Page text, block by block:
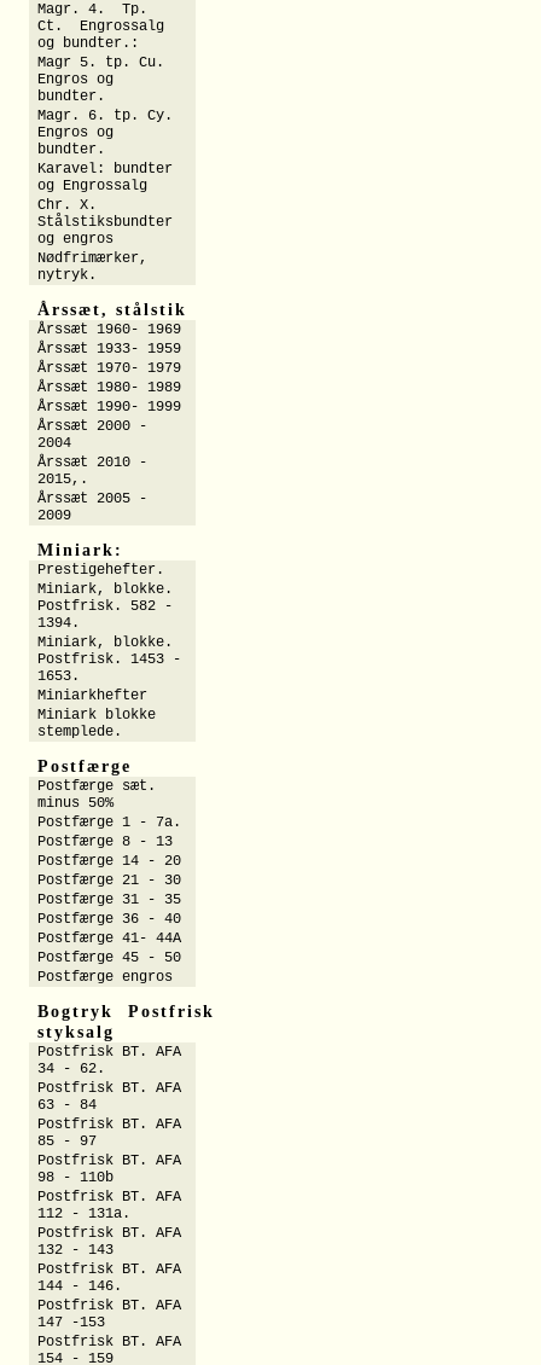
Magr. 4. Tp.
Ct. Engrossalg
og bundter.:
Magr 5. tp. Cu.
Engros og
bundter.
Magr. 6. tp. Cy.
Engros og
bundter.
Karavel: bundter
og Engrossalg
Chr. X.
Stålstiksbundter
og engros
Nødfrimærker,
nytryk.
Årssæt, stålstik
Årssæt 1960- 1969
Årssæt 1933- 1959
Årssæt 1970- 1979
Årssæt 1980- 1989
Årssæt 1990- 1999
Årssæt 2000 -
2004
Årssæt 2010 -
2015,.
Årssæt 2005 -
2009
Miniark:
Prestigehefter.
Miniark, blokke.
Postfrisk. 582 -
1394.
Miniark, blokke.
Postfrisk. 1453 -
1653.
Miniarkhefter
Miniark blokke
stemplede.
Postfærge
Postfærge sæt.
minus 50%
Postfærge 1 - 7a.
Postfærge 8 - 13
Postfærge 14 - 20
Postfærge 21 - 30
Postfærge 31 - 35
Postfærge 36 - 40
Postfærge 41- 44A
Postfærge 45 - 50
Postfærge engros
Bogtryk Postfrisk
styksalg
Postfrisk BT. AFA
34 - 62.
Postfrisk BT. AFA
63 - 84
Postfrisk BT. AFA
85 - 97
Postfrisk BT. AFA
98 - 110b
Postfrisk BT. AFA
112 - 131a.
Postfrisk BT. AFA
132 - 143
Postfrisk BT. AFA
144 - 146.
Postfrisk BT. AFA
147 -153
Postfrisk BT. AFA
154 - 159